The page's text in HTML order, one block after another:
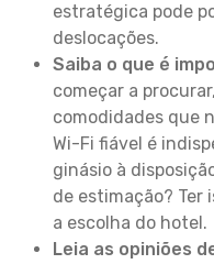
estratégica pode
deslocações.
Saiba o que é
começar a
comodidades que
Wi-Fi fiável é
ginásio à
de estimação? Ter
a escolha do hotel.
Leia as opiniões